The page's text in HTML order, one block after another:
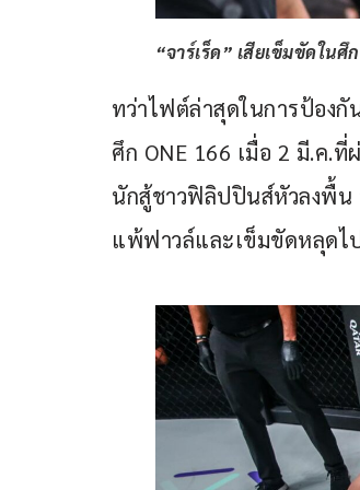
“จาร์เร็ด” เสียเข็มขัดในศึ
ทว่าไฟต์ล่าสุดในการป้องกั
ศึก ONE 166 เมื่อ 2 มี.ค.
นักสู้ชาวฟิลิปปินส์หัวลงพื้น
แพ้ฟาวล์และเข็มขัดหลุดไ